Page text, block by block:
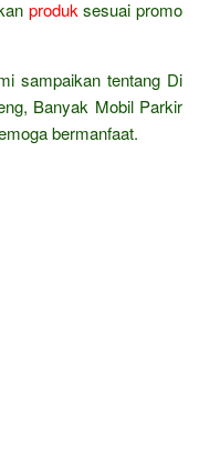
produk sesuai promo
sampaikan tentang Di
Banyak Mobil Parkir
bermanfaat.